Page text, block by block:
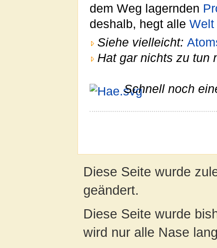
dem Weg lagernden
deshalb, hegt alle Welt
Siehe vielleicht:
Hat gar nichts zu tun
Schnell noch
Diese Seite wurde
geändert.
Diese Seite wurde
wird nur alle Nase